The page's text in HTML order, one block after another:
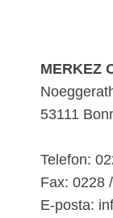
MERKEZ
53111
Telefon:
Fax: 0228
E-posta: